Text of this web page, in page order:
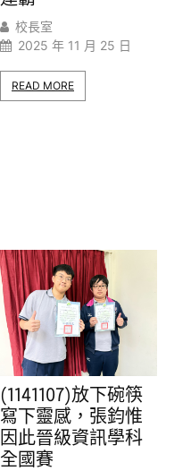
校長室
2025 年 11 月 25 日
READ MORE
(1141107)放下碗筷
寫下靈感，張鈞惟
因此晉級資訊學科
全國賽